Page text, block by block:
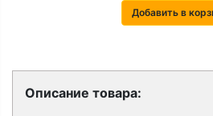
Добавить в
Описание товара: